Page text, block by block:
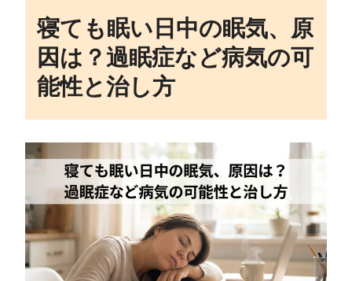
寝ても眠い日中の眠気、原
因は？過眠症など病気の可
能性と治し方